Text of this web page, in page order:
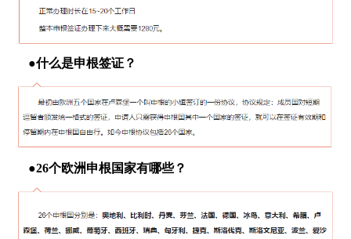
●​什么是申根签证？
●​26个欧洲申根国家有哪些？